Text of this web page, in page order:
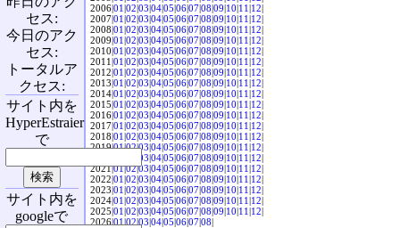
2006|01|02|03|04|05|06|07|08|09|10|11|12|
2007|01|02|03|04|05|06|07|08|09|10|11|12|
2008|01|02|03|04|05|06|07|08|09|10|11|12|
2009|01|02|03|04|05|06|07|08|09|10|11|12|
2010|01|02|03|04|05|06|07|08|09|10|11|12|
2011|01|02|03|04|05|06|07|08|09|10|11|12|
2012|01|02|03|04|05|06|07|08|09|10|11|12|
2013|01|02|03|04|05|06|07|08|09|10|11|12|
2014|01|02|03|04|05|06|07|08|09|10|11|12|
2015|01|02|03|04|05|06|07|08|09|10|11|12|
2016|01|02|03|04|05|06|07|08|09|10|11|12|
2017|01|02|03|04|05|06|07|08|09|10|11|12|
2018|01|02|03|04|05|06|07|08|09|10|11|12|
2019|01|02|03|04|05|06|07|08|09|10|11|12|
03|04|05|06|07|08|09|10|11|12|
2021|01|02|03|04|05|06|07|08|09|10|11|12|
2022|01|02|03|04|05|06|07|08|09|10|11|12|
2023|01|02|03|04|05|06|07|08|09|10|11|12|
2024|01|02|03|04|05|06|07|08|09|10|11|12|
2025|01|02|03|04|05|06|07|08|09|10|11|12|
2026|01|02|03|04|05|06|07|08|
セス:
今日のアク
セス:
トータルア
クセス:
サイト内を
HyperEstraier
で
サイト内を
googleで